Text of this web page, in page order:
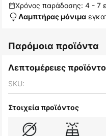
Χρόνος παράδοσης: 4 - 7
Λαμπτήρας μόνιμα
Παρόμοια προϊόντα
Λεπτομέρειες
SKU:
Στοιχεία προϊόντος